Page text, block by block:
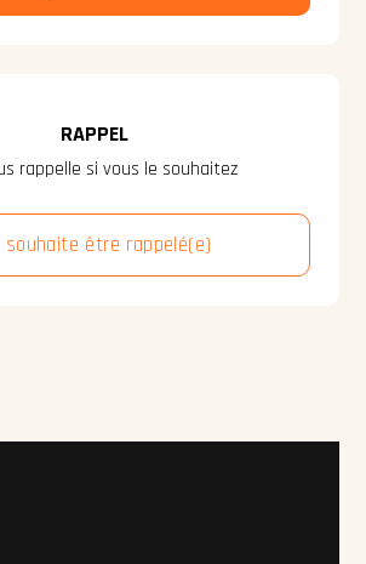
RAPPEL
rappelle si vous le souhaitez
être rappelé(e)